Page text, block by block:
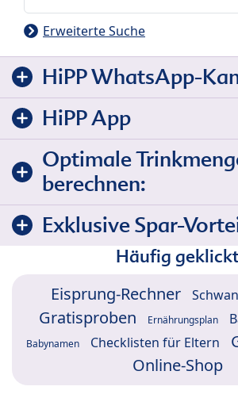
Erweiterte Suche
HiPP WhatsApp-
HiPP App
Optimale
berechnen:
Exklusive Spar-
Häufig
Eisprung-Rechner
Gratisproben Ernährungsplan
Babynamen Checklisten für Eltern
Online-Shop